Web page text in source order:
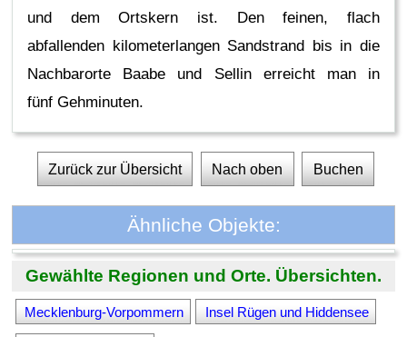
und dem Ortskern ist. Den feinen, flach
abfallenden kilometerlangen Sandstrand bis in die
Nachbarorte Baabe und Sellin erreicht man in
fünf Gehminuten.
Zurück zur Übersicht Nach oben Buchen
Ähnliche Objekte:
Gewählte Regionen und Orte. Übersichten.
Mecklenburg-Vorpommern Insel Rügen und Hiddensee